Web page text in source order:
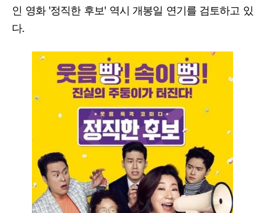
인 영화 '정직한 후보' 역시 개봉일 연기를 검토하고 있
다.